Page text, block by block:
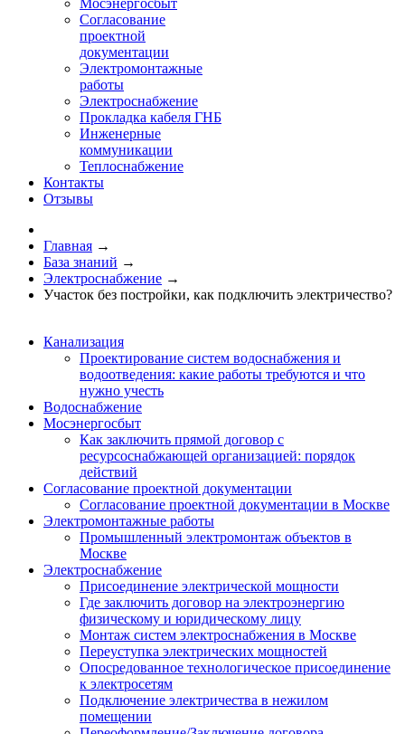
Мосэнергосбыт
Согласование
проектной
документации
Электромонтажные
работы
Электроснабжение
Прокладка кабеля ГНБ
Инженерные
коммуникации
Теплоснабжение
Контакты
Отзывы
Главная →
База знаний →
Электроснабжение →
Участок без постройки, как подключить электричество?
Канализация
Проектирование систем водоснабжения и
водоотведения: какие работы требуются и что
нужно учесть
Водоснабжение
Мосэнергосбыт
Как заключить прямой договор с
ресурсоснабжающей организацией: порядок
действий
Согласование проектной документации
Согласование проектной документации в Москве
Электромонтажные работы
Промышленный электромонтаж объектов в
Москве
Электроснабжение
Присоединение электрической мощности
Где заключить договор на электроэнергию
физическому и юридическому лицу
Монтаж систем электроснабжения в Москве
Переуступка электрических мощностей
Опосредованное технологическое присоединение
к электросетям
Подключение электричества в нежилом
помещении